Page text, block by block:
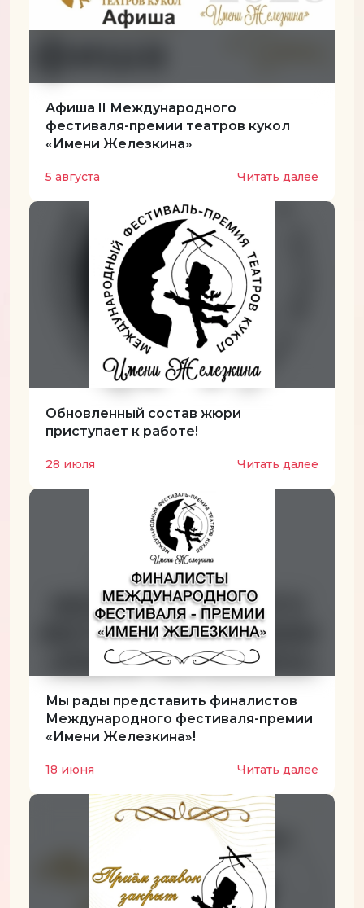
Афиша II Международного
фестиваля-премии театров кукол
«Имени Железкина»
5 августа Читать далее
Обновленный состав жюри
приступает к работе!
28 июля Читать далее
Мы рады представить финалистов
Международного фестиваля-премии
«Имени Железкина»!
18 июня Читать далее